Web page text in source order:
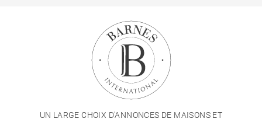
UN LARGE CHOIX D'ANNONCES DE MAISONS ET